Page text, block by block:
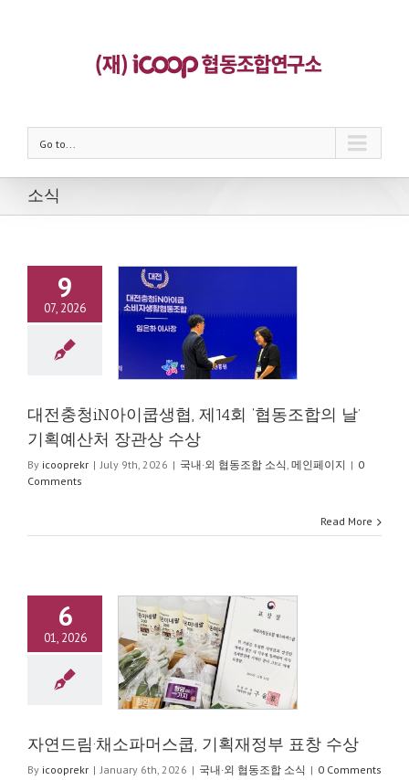
Go to...
소식
9
07, 2026
iN아이쿱생협, 제
동조합의 날’ 기획
장관상 수상
대전충청iN아이쿱생협, 제14회 ‘협동조합의 날’
기획예산처 장관상 수상
By icooprekr | July 9th, 2026 | 국내·외 협동조합 소식, 메인페이지 | 0
Comments
Read More
6
01, 2026
·채소파머스쿱, 기
부 표창 수상
협동조합 소식
자연드림·채소파머스쿱, 기획재정부 표창 수상
By icooprekr | January 6th, 2026 | 국내·외 협동조합 소식 | 0 Comments